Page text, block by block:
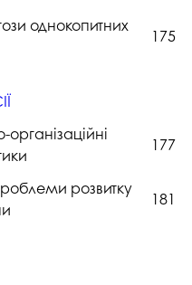
однокопитних
175
організаційні
177
розвитку
181